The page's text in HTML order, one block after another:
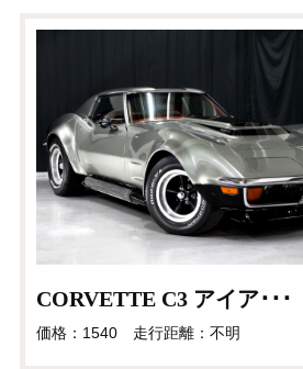
CORVETTE C3 アイア･･･
価格：1540 走行距離：不明